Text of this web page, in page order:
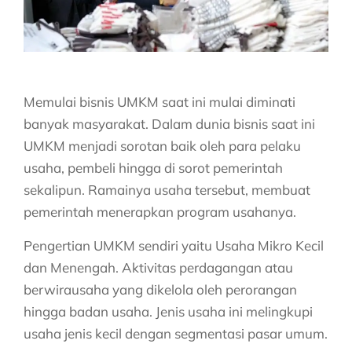
Memulai bisnis UMKM saat ini mulai diminati
banyak masyarakat. Dalam dunia bisnis saat ini
UMKM menjadi sorotan baik oleh para pelaku
usaha, pembeli hingga di sorot pemerintah
sekalipun. Ramainya usaha tersebut, membuat
pemerintah menerapkan program usahanya.
Pengertian UMKM sendiri yaitu Usaha Mikro Kecil
dan Menengah. Aktivitas perdagangan atau
berwirausaha yang dikelola oleh perorangan
hingga badan usaha. Jenis usaha ini melingkupi
usaha jenis kecil dengan segmentasi pasar umum.